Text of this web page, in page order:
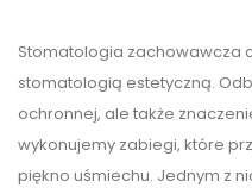
Stomatologia zachowawcza
stomatologią estetyczną.
ochronnej, ale także
wykonujemy zabiegi, które
piękno uśmiechu. Jednym z